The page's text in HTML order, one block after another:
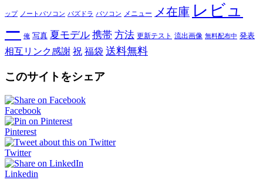
ップ ノートパソコン パズドラ パソコン メニュー メ在庫 レビュ
ー 俺 写真 夏モデル 携帯 方法 更新テスト 流出画像 無料配布中 発表
相互リンク感謝 祝 福袋 送料無料
このサイトをシェア
Facebook
Pinterest
Twitter
Linkedin